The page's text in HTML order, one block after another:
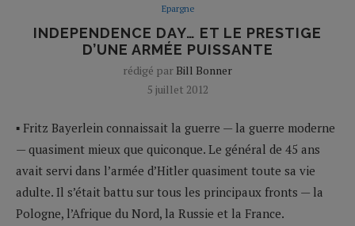
Epargne
INDEPENDENCE DAY… ET LE PRESTIGE
D’UNE ARMÉE PUISSANTE
rédigé par Bill Bonner
5 juillet 2012
▪ Fritz Bayerlein connaissait la guerre — la guerre moderne
— quasiment mieux que quiconque. Le général de 45 ans
avait servi dans l’armée d’Hitler quasiment toute sa vie
adulte. Il s’était battu sur tous les principaux fronts — la
Pologne, l’Afrique du Nord, la Russie et la France.